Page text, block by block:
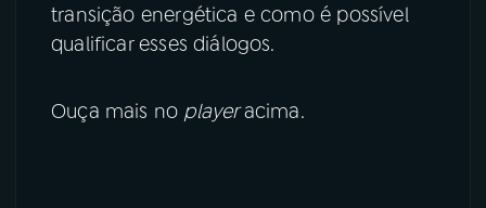
transição energética e como é possível
qualificar esses diálogos.
Ouça mais no playeracima.